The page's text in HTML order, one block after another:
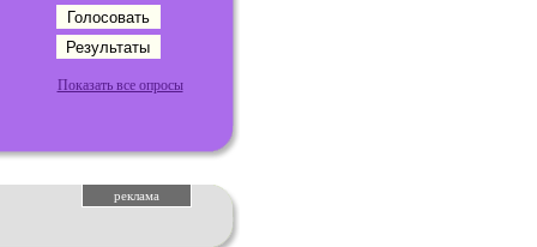
Показать все опросы
реклама